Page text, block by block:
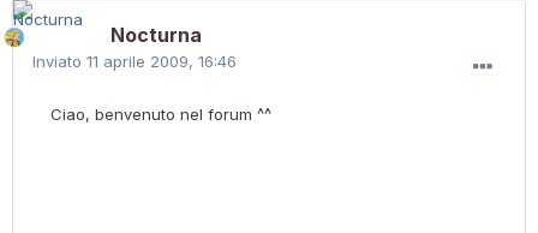
Nocturna
Inviato 11 aprile 2009, 16:46
Ciao, benvenuto nel forum ^^